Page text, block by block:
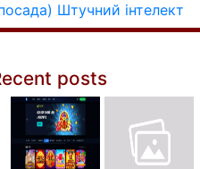
Штучний інтелект
posts